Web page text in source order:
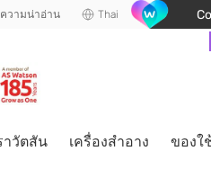
วามน่าอ่าน Thai
วัตสัน เครื่องสำอาง ของใ